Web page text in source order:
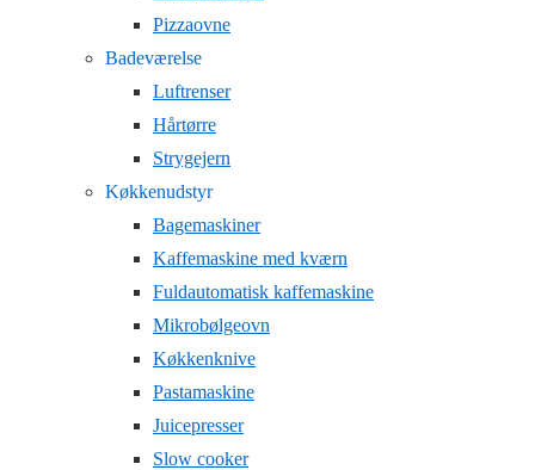
Pizzaovne
Badeværelse
Luftrenser
Hårtørre
Strygejern
Køkkenudstyr
Bagemaskiner
Kaffemaskine med kværn
Fuldautomatisk kaffemaskine
Mikrobølgeovn
Køkkenknive
Pastamaskine
Juicepresser
Slow cooker